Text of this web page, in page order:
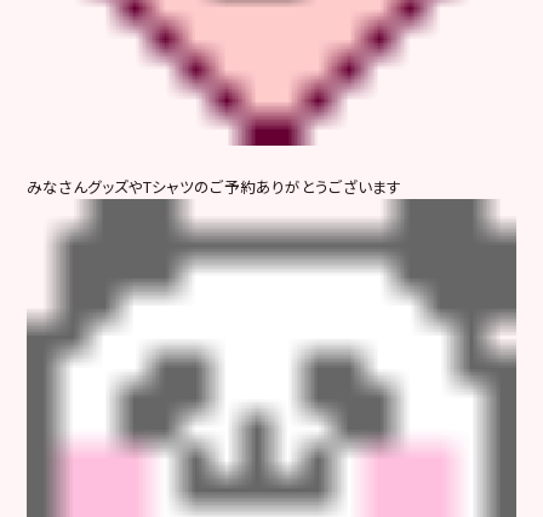
みなさんグッズやTシャツのご予約ありがとうございます